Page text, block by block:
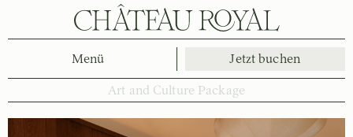
Menü Jetzt buchen
Art and Culture Package